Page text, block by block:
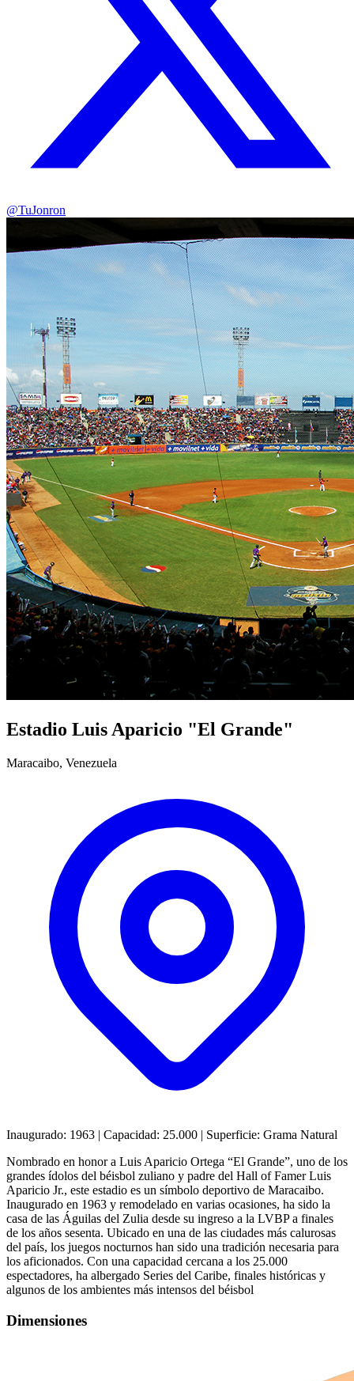
@TuJonron
Estadio Luis Aparicio "El Grande"
Maracaibo, Venezuela
Inaugurado: 1963 | Capacidad: 25.000 | Superficie: Grama Natural
Nombrado en honor a Luis Aparicio Ortega “El Grande”, uno de los
grandes ídolos del béisbol zuliano y padre del Hall of Famer Luis
Aparicio Jr., este estadio es un símbolo deportivo de Maracaibo.
Inaugurado en 1963 y remodelado en varias ocasiones, ha sido la
casa de las Águilas del Zulia desde su ingreso a la LVBP a finales
de los años sesenta. Ubicado en una de las ciudades más calurosas
del país, los juegos nocturnos han sido una tradición necesaria para
los aficionados. Con una capacidad cercana a los 25.000
espectadores, ha albergado Series del Caribe, finales históricas y
algunos de los ambientes más intensos del béisbol
Dimensiones